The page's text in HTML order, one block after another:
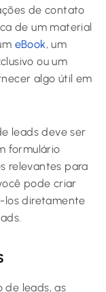
de contato
de um material
eBook, um
ou um
algo útil em
leads deve ser
formulário
relevantes para
pode criar
los diretamente
de leads, as